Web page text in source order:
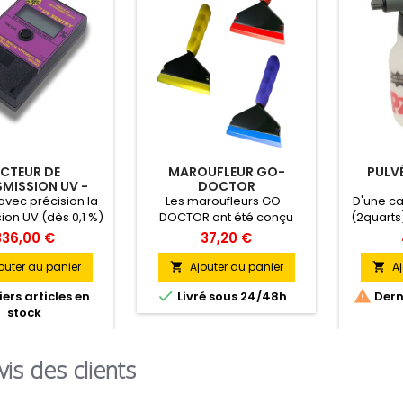
DE
UV -
EDTMprécision la
UV (dès 0,1 %)
du verre ou du
pour mesurer
l'efficacité anti-
des films.
€
au panier
articles en
stock
MAROUFLEUR GO-
DOCTOR
Les maroufleurs GO-
DOCTOR ont été conçu
pour un meilleur confort
d’utilisation et une efficacité
optimale. Le manche à
structure en « I » permet
une préhension parfaite.
37,20 €
 Ajouter au panier
 Livré sous 24/48h
D'une
est
robuste


des clients